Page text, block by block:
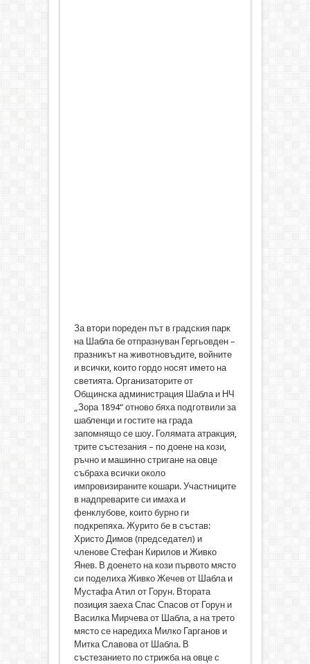
За втори пореден път в градския парк
на Шабла бе отпразнуван Гергьовден –
празникът на животновъдите, войните
и всички, които гордо носят името на
светията. Организаторите от
Общинска администрация Шабла и НЧ
„Зора 1894“ отново бяха подготвили за
шабленци и гостите на града
запомнящо се шоу. Голямата атракция,
трите състезания – по доене на кози,
ръчно и машинно стригане на овце
събраха всички около
импровизираните кошари. Участниците
в надпреварите си имаха и
фенклубове, които бурно ги
подкрепяха. Журито бе в състав:
Христо Димов (председател) и
членове Стефан Кирилов и Живко
Янев. В доенето на кози първото място
си поделиха Живко Жечев от Шабла и
Мустафа Атил от Горун. Втората
позиция заеха Спас Спасов от Горун и
Василка Мирчева от Шабла, а на трето
място се наредиха Милко Гарганов и
Митка Славова от Шабла. В
състезанието по стрижба на овце с